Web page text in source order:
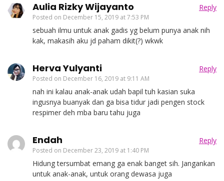
Aulia Rizky Wijayanto
Posted on December 15, 2019 at 7:53 PM
Reply
sebuah ilmu untuk anak gadis yg belum punya anak nih
kak, makasih aku jd paham dikit(?) wkwk
Herva Yulyanti
Posted on December 16, 2019 at 9:11 AM
Reply
nah ini kalau anak-anak udah bapil tuh kasian suka
ingusnya buanyak dan ga bisa tidur jadi pengen stock
respimer deh mba baru tahu juga
Endah
Posted on December 23, 2019 at 1:40 PM
Reply
Hidung tersumbat emang ga enak banget sih. Jangankan
untuk anak-anak, untuk orang dewasa juga